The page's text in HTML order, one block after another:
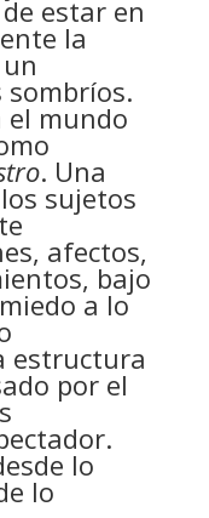
estar en
la
sombríos.
el mundo
. Una
sujetos
afectos,
bajo
a lo
estructura
por el
lo
lo